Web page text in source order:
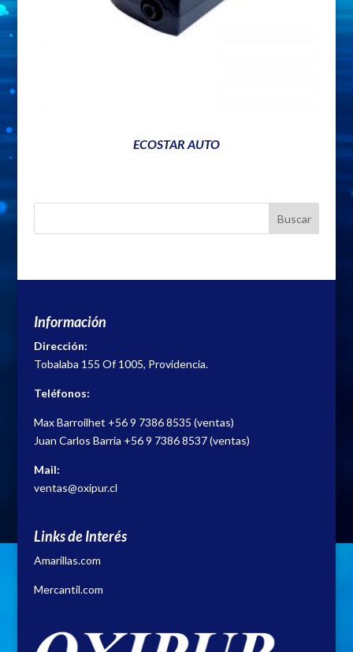
ECOSTAR AUTO
Información
Dirección:
Tobalaba 155 Of 1005, Providencia.
Teléfonos:
Max Barroilhet +56 9 7386 8535 (ventas)
Juan Carlos Barria +56 9 7386 8537(ventas)
Mail:
ventas@oxipur.cl
Links de Interés
Amarillas.com
Mercantil.com